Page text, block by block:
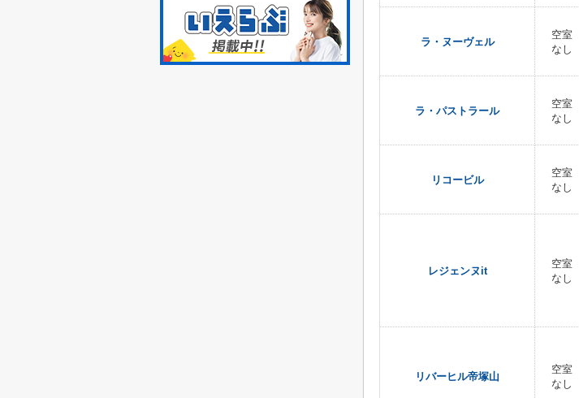
ラ・ヌーヴェル
空室
なし
ラ・パストラール
空室
なし
リコービル
空室
なし
レジェンヌit
空室
なし
リバーヒル帝塚山
空室
なし